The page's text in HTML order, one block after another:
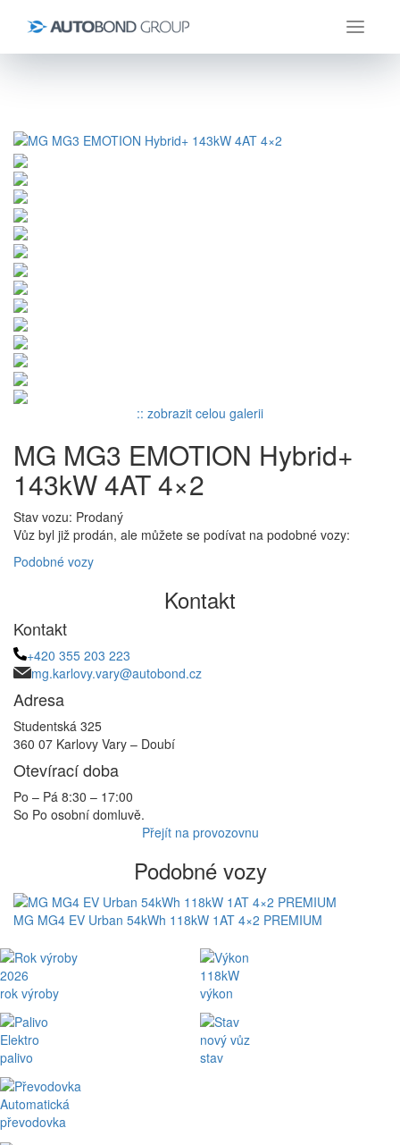
Úvod MG
MG3
MG MG3 EMOTION Hybrid+ 143kW 4AT 4×2
:: zobrazit celou galerii
MG MG3 EMOTION Hybrid+
143kW 4AT 4×2
Stav vozu: Prodaný
Vůz byl již prodán, ale můžete se podívat na podobné vozy:
Podobné vozy
Kontakt
Kontakt
+420 355 203 223
mg.karlovy.vary@autobond.cz
Adresa
Studentská 325
360 07 Karlovy Vary – Doubí
Otevírací doba
Po – Pá 8:30 – 17:00
So Po osobní domluvě.
Přejít na provozovnu
Podobné vozy
MG MG4 EV Urban 54kWh 118kW 1AT 4×2 PREMIUM
2026
rok výroby
Elektro
palivo
Automatická
převodovka
118kW
výkon
nový vůz
stav